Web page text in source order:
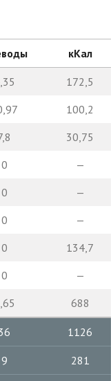
кКал
172,5
100,2
30,75
0
—
0
—
0
—
0
134,7
0
—
688
1126
9 281